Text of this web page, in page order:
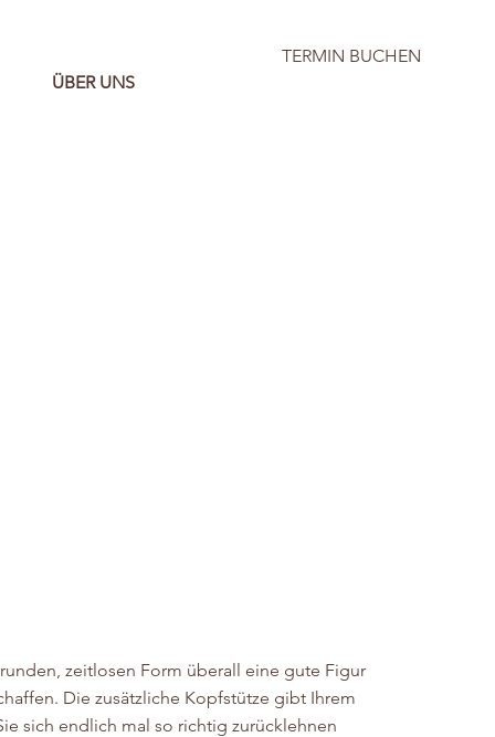
ÜBER UNS
TERMIN BUCHEN
zeitlosen Form überall eine gute Figur
Die zusätzliche Kopfstütze gibt Ihrem
sich endlich mal so richtig zurücklehnen